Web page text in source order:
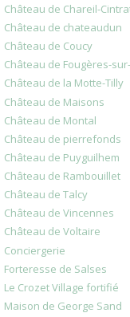
Château de Chareil-
Château de chateaudun
Château de Coucy
Château de Fougères-
Château de la Motte-Tilly
Château de Maisons
Château de Montal
Château de pierrefonds
Château de Puyguilhem
Château de Rambouillet
Château de Talcy
Château de Vincennes
Château de Voltaire
Conciergerie
Forteresse de Salses
Le Crozet Village fortifié
Maison de George Sand